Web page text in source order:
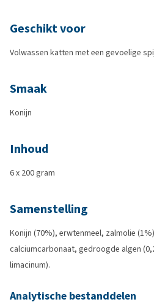
Geschikt voor
Volwassen katten met een gevoelige
Smaak
Konijn
Inhoud
6 x 200 gram
Samenstelling
Konijn (70%), erwtenmeel, zalmolie
calciumcarbonaat, gedroogde algen
limacinum).
Analytische bestanddelen